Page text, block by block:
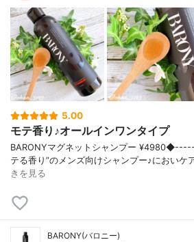
5.00
モテ香り♪オールインワンタイプ
BARONYマグネットシャンプー
テる香り”のメンズ向けシャンプー♪においケ
きを見る
BARONY(バロニー)